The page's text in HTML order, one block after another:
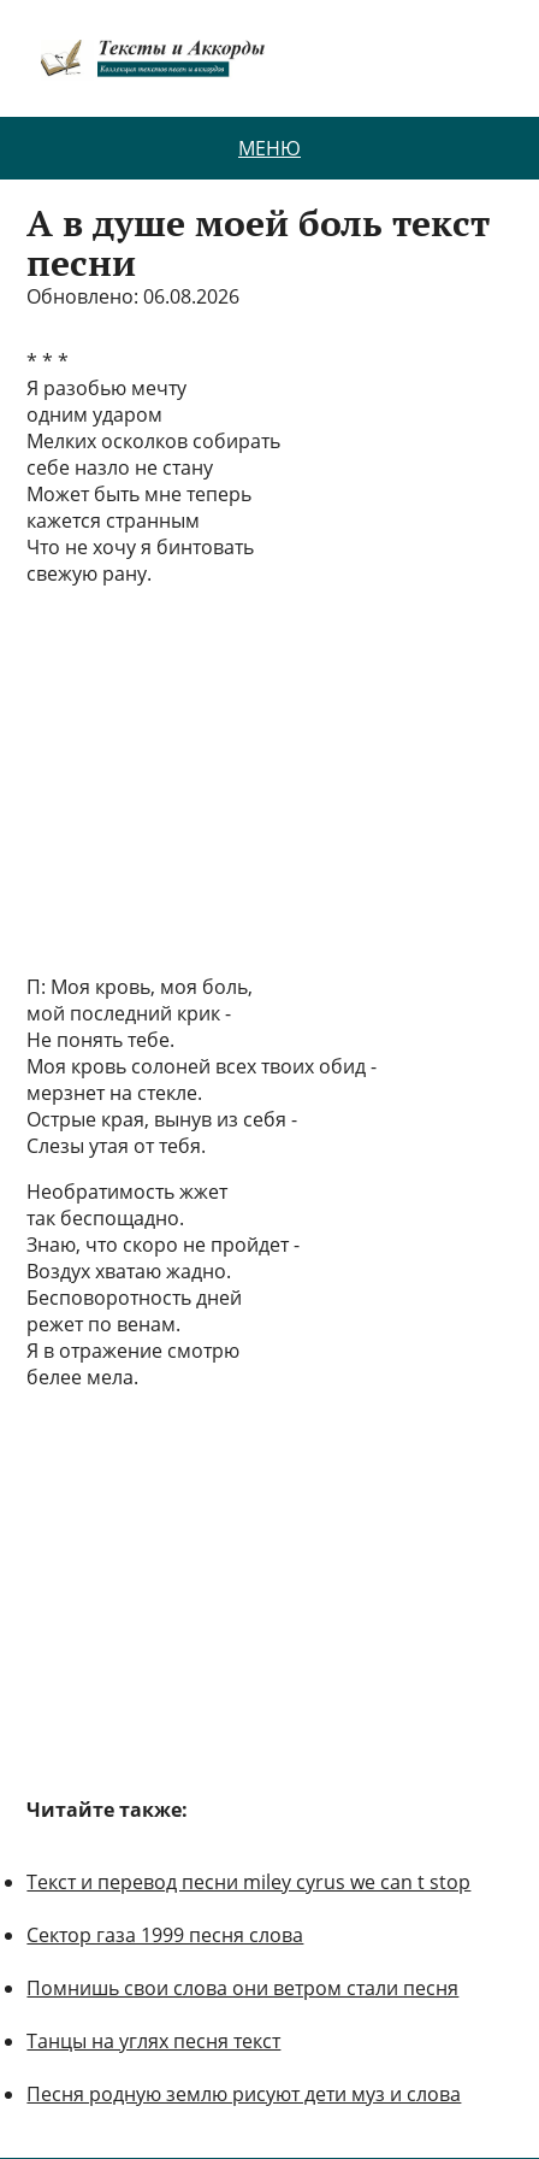
МЕНЮ
А в душе моей боль текст
песни
Обновлено: 06.08.2026
* * *
Я разобью мечту
одним ударом
Мелких осколков собирать
себе назло не стану
Может быть мне теперь
кажется странным
Что не хочу я бинтовать
свежую рану.
П: Моя кровь, моя боль,
мой последний крик -
Не понять тебе.
Моя кровь солоней всех твоих обид -
мерзнет на стекле.
Острые края, вынув из себя -
Слезы утая от тебя.
Необратимость жжет
так беспощадно.
Знаю, что скоро не пройдет -
Воздух хватаю жадно.
Бесповоротность дней
режет по венам.
Я в отражение смотрю
белее мела.
Читайте также:
Текст и перевод песни miley cyrus we can t stop
Сектор газа 1999 песня слова
Помнишь свои слова они ветром стали песня
Танцы на углях песня текст
Песня родную землю рисуют дети муз и слова